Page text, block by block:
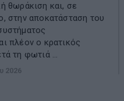
θωράκιση και, σε
στην αποκατάσταση του
πλέον ο κρατικός
τη φωτιά ...
2026